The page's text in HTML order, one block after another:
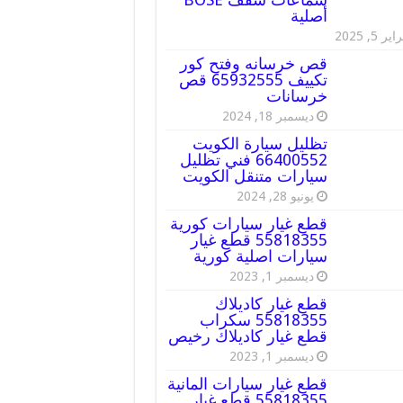
أصلية
5, 2025
قص خرسانه وفتح كور
تكييف 65932555 قص
خرسانات
ديسمبر 18, 2024
تظليل سيارة الكويت
66400552 فني تظليل
سيارات متنقل الكويت
يونيو 28, 2024
قطع غيار سيارات كورية
55818355 قطع غيار
سيارات اصلية كورية
ديسمبر 1, 2023
قطع غيار كاديلاك
55818355 سكراب
قطع غيار كاديلاك رخيص
ديسمبر 1, 2023
قطع غيار سيارات المانية